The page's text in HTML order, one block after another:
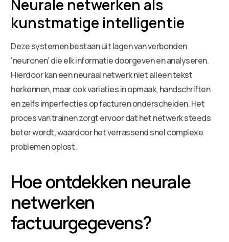
Neurale netwerken als
kunstmatige intelligentie
Deze systemen bestaan uit lagen van verbonden
‘neuronen’ die elk informatie doorgeven en analyseren.
Hierdoor kan een neuraal netwerk niet alleen tekst
herkennen, maar ook variaties in opmaak, handschriften
en zelfs imperfecties op facturen onderscheiden. Het
proces van trainen zorgt ervoor dat het netwerk steeds
beter wordt, waardoor het verrassend snel complexe
problemen oplost.
Hoe ontdekken neurale
netwerken
factuurgegevens?